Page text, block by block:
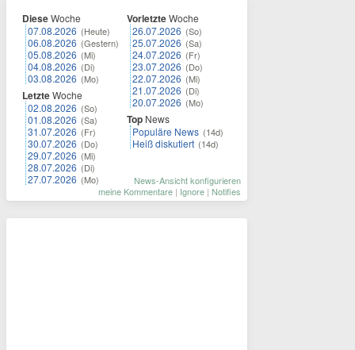
DieseWoche
07.08.2026 (Heute)
06.08.2026 (Gestern)
05.08.2026 (Mi)
04.08.2026 (Di)
03.08.2026 (Mo)
LetzteWoche
02.08.2026 (So)
01.08.2026 (Sa)
31.07.2026 (Fr)
30.07.2026 (Do)
29.07.2026 (Mi)
28.07.2026 (Di)
27.07.2026 (Mo)
VorletzteWoche
26.07.2026 (So)
25.07.2026 (Sa)
24.07.2026 (Fr)
23.07.2026 (Do)
22.07.2026 (Mi)
21.07.2026 (Di)
20.07.2026 (Mo)
Top News
Populäre News (14d)
Heiß diskutiert (14d)
News-Ansicht konfigurieren
meine Kommentare | Ignore | Notifies